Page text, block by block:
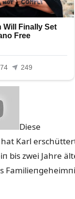
Diese
Karl
bis zwei Jahre